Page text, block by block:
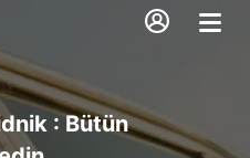
: Bütün